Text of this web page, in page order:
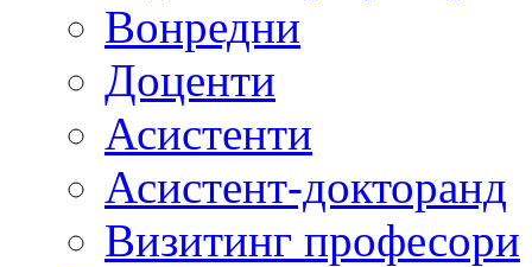
Вонредни
Доценти
Асистенти
Асистент-докторанд
Визитинг професори